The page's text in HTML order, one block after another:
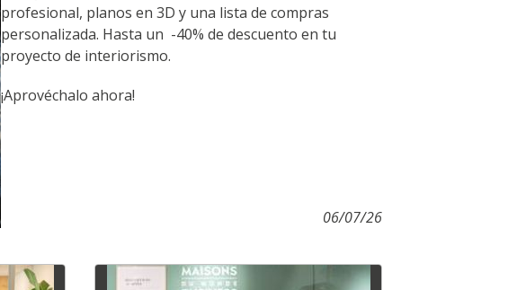
profesional, planos en 3D y una lista de compras
personalizada. Hasta un -40% de descuento en tu
proyecto de interiorismo.
¡Aprovéchalo ahora!
06/07/26